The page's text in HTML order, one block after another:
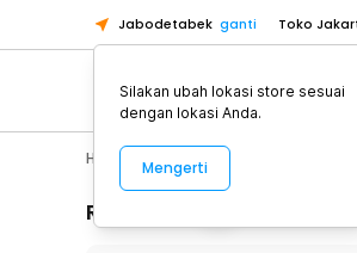
Jabodetabek ganti Toko
Toko
Toko Cikupa
Pick n Go
Pick n Go
Home Appliance
Rincian Produk
Silakan ubah lokasi store sesuai
dengan lokasi Anda.
Mengerti